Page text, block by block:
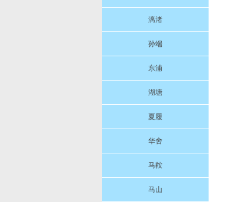
漓渚
孙端
东浦
湖塘
夏履
华舍
马鞍
马山